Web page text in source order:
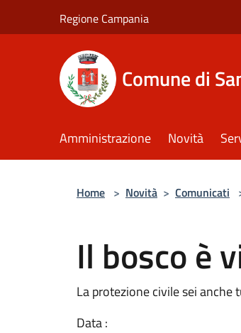
Regione Campania
Comune di
Amministrazione Novità
Home > Novità > Comunicati
Il bosco è
La protezione civile sei anche
Data :